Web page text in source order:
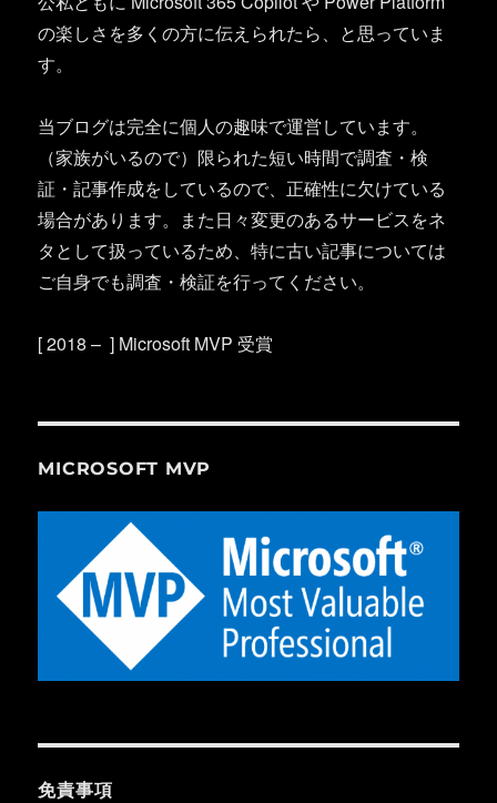
の楽しさを多くの方に伝えられたら、と思っていま
す。
当ブログは完全に個人の趣味で運営しています。
（家族がいるので）限られた短い時間で調査・検
証・記事作成をしているので、正確性に欠けている
場合があります。また日々変更のあるサービスをネ
タとして扱っているため、特に古い記事については
ご自身でも調査・検証を行ってください。
[ 2018 – ] Microsoft MVP 受賞
MICROSOFT MVP
免責事項